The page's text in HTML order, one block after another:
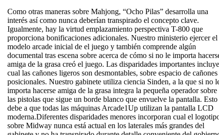
Como otras maneras sobre Mahjong, “Ocho Pilas” desarrolla una
interés así­ como nunca deberían transpirado el concepto clave.
Igualmente, hay la virtud emplazamiento perspectiva T-800 que
proporciona bonificaciones adicionales. Nuestro ministerio ejercer el
modelo arcade inicial de el juego y también comprende algún
documental tras escena sobre acerca de cómo si no le importa
amiga de la grasa creó el juego. Las disparidades importantes
cual las cañones ligeros son desmontables, sobre espacio de cañones
posicionales. Nuestro gabinete utiliza ciencia Sinden, a la que si no
importa hacerse amiga de la grasa integra la pequeña operador sobre
las pistolas que sigue un borde blanco que envuelve la pantalla. Esto
debe a que todas las máquinas Arcade1Up utilizan la pantalla LCD
moderna.Diferentes disparidades menores incorporan cual el
sobre Midway nunca está actual en los laterales más grandes del